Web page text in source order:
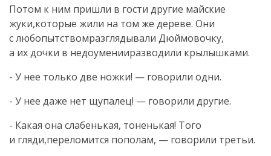
Потом к ним пришли в гости другие майские
жуки,которые жили на том же дереве. Они
с любопытствомразглядывали Дюймовочку,
а их дочки в недоуменииразводили крылышками.
- У нее только две ножки! — говорили одни.
- У нее даже нет щупалец! — говорили другие.
- Какая она слабенькая, тоненькая! Того
и гляди,переломится пополам, — говорили третьи.